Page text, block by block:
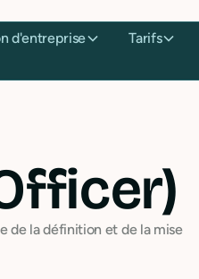
d'entreprise
Tarifs
de la définition et de la mise